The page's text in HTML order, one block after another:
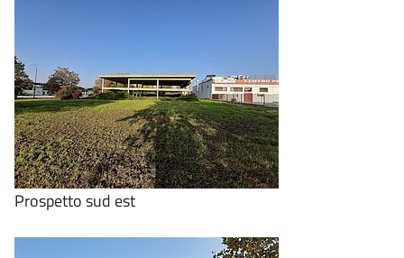
Prospetto sud est